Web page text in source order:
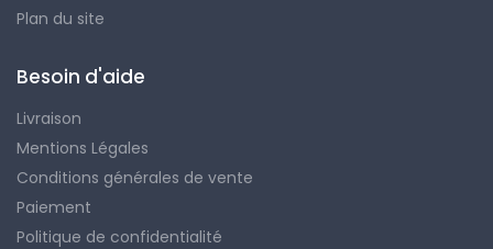
Plan du site
Besoin d'aide
Livraison
Mentions Légales
Conditions générales de vente
Paiement
Politique de confidentialité